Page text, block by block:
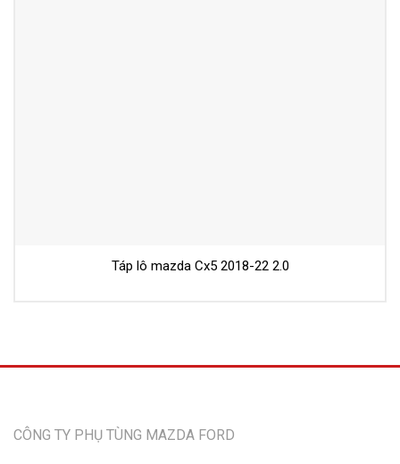
Táp lô mazda Cx5 2018-22 2.0
CÔNG TY PHỤ TÙNG MAZDA FORD